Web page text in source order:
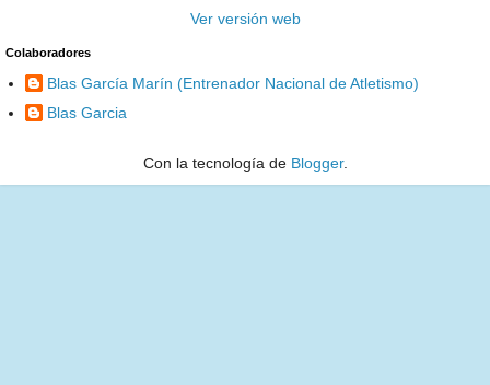
Ver versión web
Colaboradores
Blas García Marín (Entrenador Nacional de Atletismo)
Blas Garcia
Con la tecnología de Blogger.